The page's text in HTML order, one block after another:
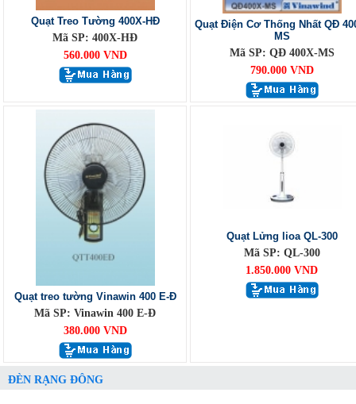
Quạt Treo Tường 400X-HĐ
Mã SP: 400X-HĐ
560.000 VND
Quạt Điện Cơ Thống Nhất QĐ
MS
Mã SP: QĐ 400X-MS
790.000 VND
Quạt treo tường Vinawin 400 E-Đ
Mã SP: Vinawin 400 E-Đ
380.000 VND
Quạt Lửng lioa QL-300
Mã SP: QL-300
1.850.000 VND
ĐÈN RẠNG ĐÔNG